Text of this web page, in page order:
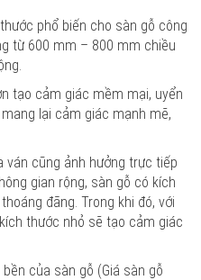
phổ biến cho sàn gỗ công
từ 600 mm – 800 mm chiều
tạo cảm giác mềm mại, uyển
lại cảm giác mạnh mẽ,
cũng ảnh hưởng trực tiếp
gian rộng, sàn gỗ có kích
đãng. Trong khi đó, với
thước nhỏ sẽ tạo cảm giác
của sàn gỗ (Giá sàn gỗ